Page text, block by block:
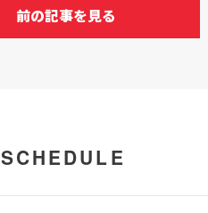
前の記事を見る
SCHEDULE